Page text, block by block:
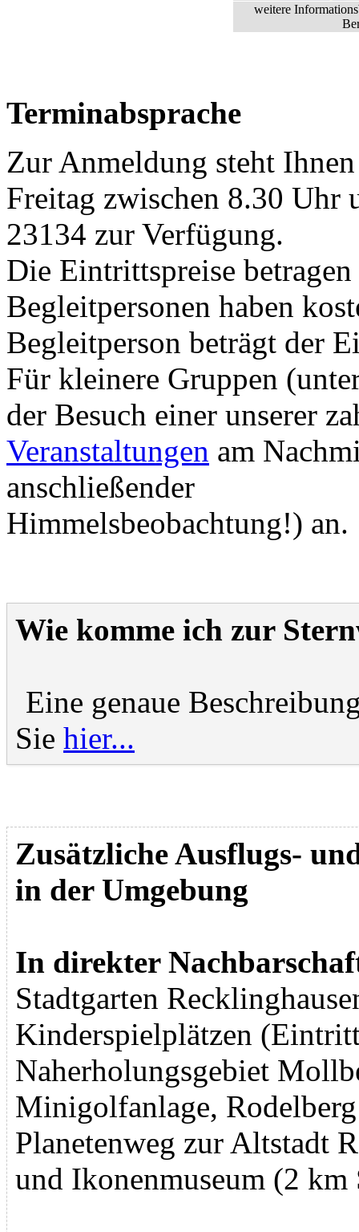
weitere
Terminabsprache
Zur Anmeldung steht
Freitag zwischen 8.30 Uhr
23134 zur Verfügung.
Die Eintrittspreise
Begleitpersonen haben
Begleitperson beträgt der
Für kleinere Gruppen
der Besuch einer unserer
Veranstaltungen am
anschließender
Himmelsbeobachtung!) an.
Wie komme ich zur
Eine genaue
Sie hier...
Zusätzliche Ausflugs-
in der Umgebung
In direkter
Stadtgarten
Kinderspielplätzen
Naherholungsgebiet
Minigolfanlage,
Planetenweg zur Altstadt
und Ikonenmuseum (2 km